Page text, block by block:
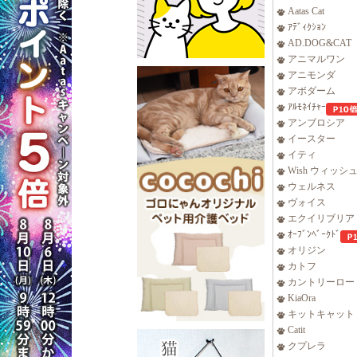
Aatas Cat
ｱﾃﾞｨｸｼｮﾝ
AD.DOG&CAT
アニマルワン
アニモンダ
アボダーム
ｱﾙﾓﾈｲﾁｬｰ
アンブロシア
イースター
イティ
Wish ウィッシュ
ウェルネス
ヴォイス
エクイリブリア
ｵｰﾌﾞﾝﾍﾞｰｸﾄﾞ
オリジン
カトフ
カントリーロー
KiaOra
キットキャット
Catit
クプレラ